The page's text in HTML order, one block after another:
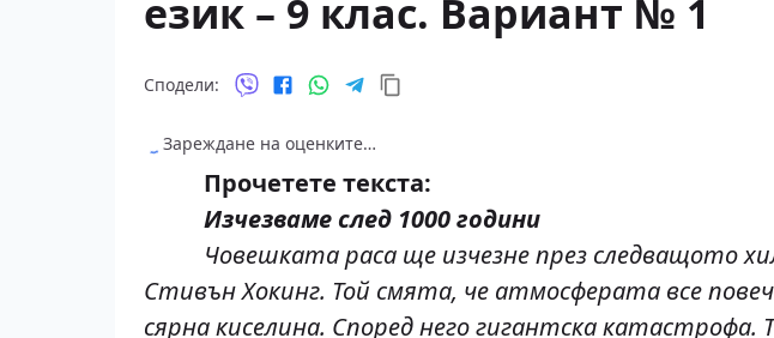
език – 9 клас. Вариант № 1
Сподели:
Зареждане на оценките…
Прочетете текста:
Изчезваме след 1000 години
Човешката раса ще изчезне през следващото
Стивън Хокинг. Той смята, че атмосферата все
сярна киселина. Според него гигантска